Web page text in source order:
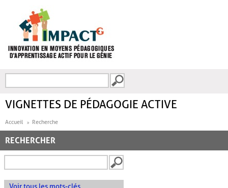
FORMULAIRE DE
VIGNETTES DE PÉDAGOGIE ACTIVE
Accueil Recherche
RECHERCHER